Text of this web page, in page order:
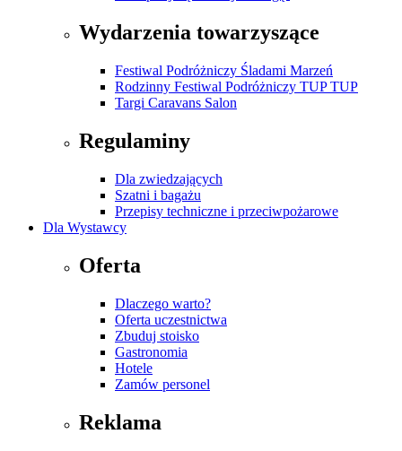
Wydarzenia towarzyszące
Festiwal Podróżniczy Śladami Marzeń
Rodzinny Festiwal Podróżniczy TUP TUP
Targi Caravans Salon
Regulaminy
Dla zwiedzających
Szatni i bagażu
Przepisy techniczne i przeciwpożarowe
Dla Wystawcy
Oferta
Dlaczego warto?
Oferta uczestnictwa
Zbuduj stoisko
Gastronomia
Hotele
Zamów personel
Reklama